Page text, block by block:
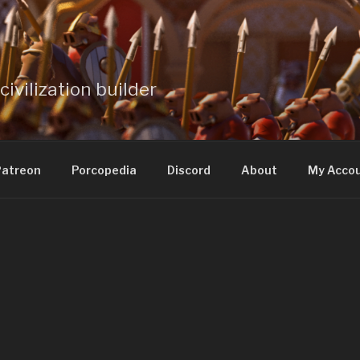
builder
Porcopedia Discord About My